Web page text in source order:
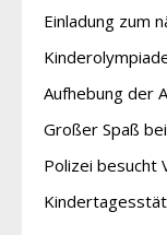
Einladung zum
Aufhebung der
Großer Spaß
Polizei besucht